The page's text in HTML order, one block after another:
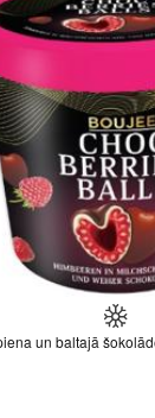
un baltajā